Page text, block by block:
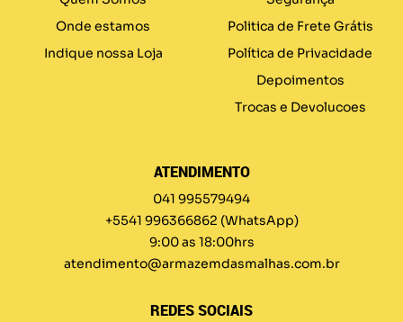
Onde estamos
Indique nossa Loja
Politica de Frete Grátis
Política de Privacidade
Depoimentos
Trocas e Devolucoes
ATENDIMENTO
041 995579494
+5541 996366862 (WhatsApp)
9:00 as 18:00hrs
atendimento@armazemdasmalhas.com.br
REDES SOCIAIS